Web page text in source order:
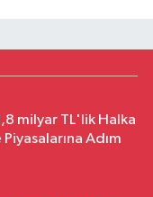
milyar TL'lik Halka
Adım